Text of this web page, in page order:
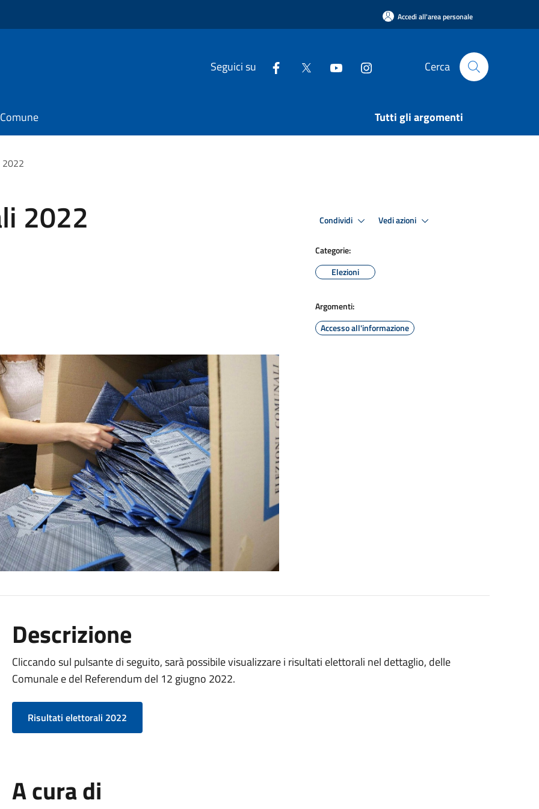
Accedi all'area personale
Seguici su Cerca
Tutti gli argomenti
2022 Condividi Vedi azioni
Categorie:
Elezioni
Argomenti:
Accesso all'informazione
Descrizione
Cliccando sul pulsante di seguito, sarà possibile visualizzare i risultati elettorali nel dettaglio, delle
Comunale e del Referendum del 12 giugno 2022.
Risultati elettorali 2022
A cura di